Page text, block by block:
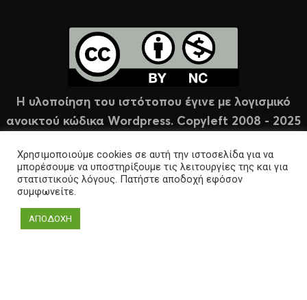
Η υλοποίηση του ιστότοπου έγινε με λογισμικό
ανοικτού κώδικα Wordpress. Copyleft 2008 - 2025
Χρησιμοποιούμε cookies σε αυτή την ιστοσελίδα για να
μπορέσουμε να υποστηρίξουμε τις λειτουργίες της και για
στατιστικούς λόγους. Πατήστε αποδοχή εφόσον
συμφωνείτε.
ΑΠΟΔΟΧΗ